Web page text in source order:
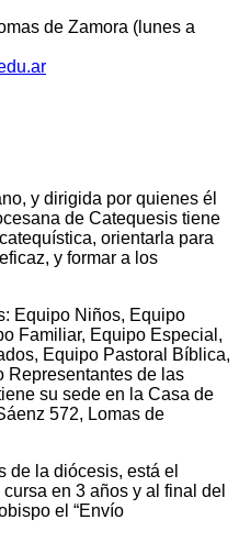
de Zamora (lunes a
y dirigida por quienes él
de Catequesis tiene
orientarla para
y formar a los
Equipo Niños, Equipo
Familiar, Equipo Especial,
Equipo Pastoral Bíblica,
Representantes de las
su sede en la Casa de
572, Lomas de
de la diócesis, está el
en 3 años y al final del
el “Envío